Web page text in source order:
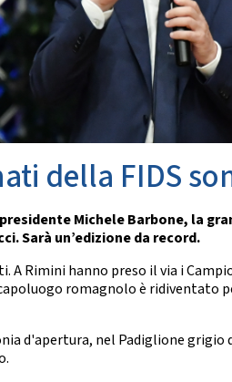
Danze Orientali
Flamenco
Tap Dance
Country Western
DANZE
Synchro Dance
Choreographic
Show Freestyle
DANZE
Liscio Unificato
Ballo da Sala
DANZE
della FIDS
Michele Barbone, la
Sarà un’edizione da record.
A Rimini hanno preso il via i
romagnolo è ridiventato
d'apertura, nel Padiglione grigio